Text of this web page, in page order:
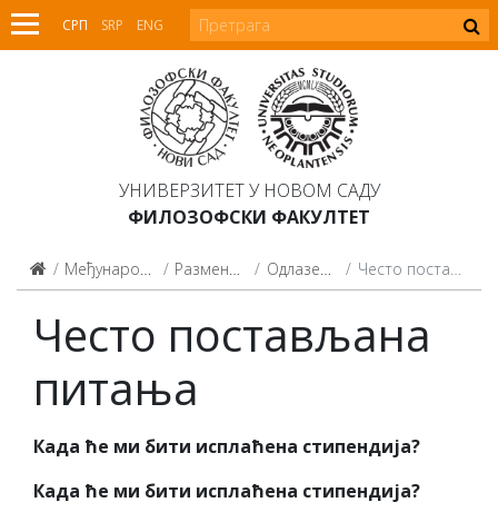
СРП SRP ENG
УНИВЕРЗИТЕТ У НОВОМ САДУ
ФИЛОЗОФСКИ ФАКУЛТЕТ
Међународна сарадња Размена студената Одлазећи студенти Често постављана питања
Често постављана
питања
Када ће ми бити исплаћена стипендија?
Када ће ми бити исплаћена стипендија?